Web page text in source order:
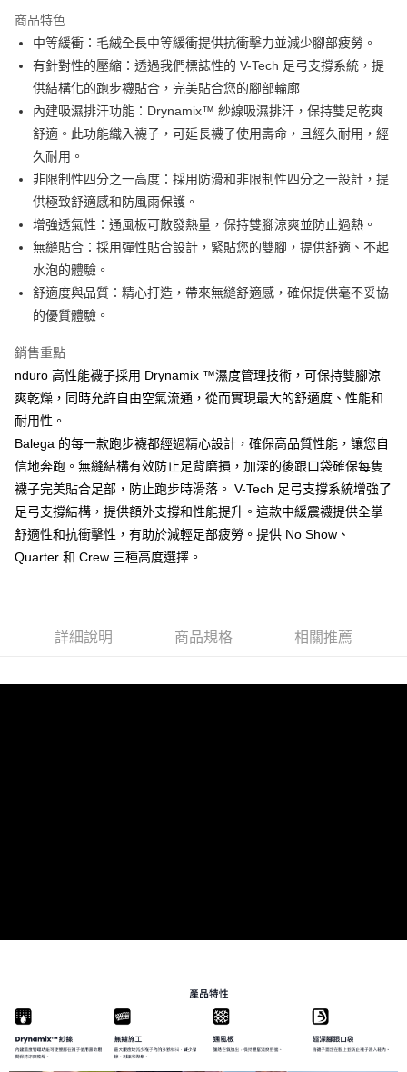
悠遊付
Google Pay
全盈+PAY
AFTEE先享後付
相關說明
【關於「AFTEE先享後付」】
AFTEE先享後付是「在收到商品之後才付款」的支付方式。 讓您購物簡單
便利好安心！
１．簡單：不需註冊會員、不需綁卡、不需儲值。
３．安心：先確認商品／服務後，再付款。
【「AFTEE先享後付」結帳流程】
１．於結帳方式選擇「AFTEE先享後付」後，將跳轉至「AFTEE先享後付」
結帳頁面，進行簡訊認證並確認金額後，即可完成結帳。
３．收到繳費通知簡訊後14天內，點擊此簡訊中的連結，可透過四大超商／
ATM／網路銀行／等多元方式進行付款，方視為交易完成。
※ 請注意：結帳手續完成當下不需立刻繳費，但若您需要取消訂單，請聯絡
購買商品的店家。未經商家同意取消之訂單仍視為有效，需透過AFTEE先享
後付繳納相關費用。
是否繳費成功／繳費後需取消欲退款等相關疑問，請聯繫「AFTEE先享後付
客戶支援中心」https://netprotections.freshdesk.com/support/home
【注意事項】
１．透過由恩沛科技股份有限公司提供之「AFTEE先享後付」服務完成之交
易，需依本服務之必要範圍內提供個人資料，並將交易相關給付款項請求債
權轉讓予恩沛科技股份有限公司。
２．關於個人資料處理事宜，請瀏覽以下網址：
４．使用「AFTEE先享後付」時，將依據個別帳號之用戶狀況，依本公司即
ATM付款
運送方式
每筆NT$70，滿NT$5,000(含以上)免運費
7-11取貨付款
宅配
每筆NT$80，滿NT$5,000(含以上)免運費
宅配-離島
每筆NT$100，滿NT$5,000(含以上)免運費
商品特色
中等緩衝：毛絨全長中等緩衝提供抗衝擊力並減少腳部疲勞。
有針對性的壓縮：透過我們標誌性的 V-Tech 足弓支撐系統，提
供結構化的跑步襪貼合，完美貼合您的腳部輪廓
內建吸濕排汗功能：Drynamix™ 紗線吸濕排汗，保持雙足乾爽
舒適。此功能織入襪子，可延長襪子使用壽命，且經久耐用，經
久耐用。
非限制性四分之一高度：採用防滑和非限制性四分之一設計，提
供極致舒適感和防風雨保護。
增強透氣性：通風板可散發熱量，保持雙腳涼爽並防止過熱。
無縫貼合：採用彈性貼合設計，緊貼您的雙腳，提供舒適、不起
水泡的體驗。
舒適度與品質：精心打造，帶來無縫舒適感，確保提供毫不妥協
的優質體驗。
銷售重點
nduro 高性能襪子採用 Drynamix ™濕度管理技術，可保持雙腳涼
爽乾燥，同時允許自由空氣流通，從而實現最大的舒適度、性能和
耐用性。
Balega 的每一款跑步襪都經過精心設計，確保高品質性能，讓您自
信地奔跑。無縫結構有效防止足背磨損，加深的後跟口袋確保每隻
襪子完美貼合足部，防止跑步時滑落。 V-Tech 足弓支撐系統增強了
足弓支撐結構，提供額外支撐和性能提升。這款中緩震襪提供全掌
舒適性和抗衝擊性，有助於減輕足部疲勞。提供 No Show、
Quarter 和 Crew 三種高度選擇。
詳細說明 商品規格 相關推薦